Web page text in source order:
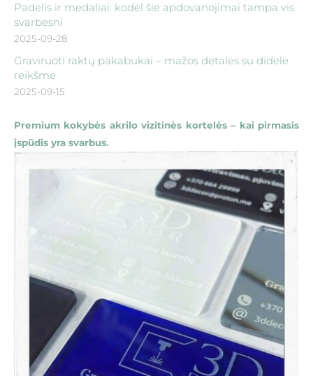
Padelis ir medaliai: kodėl šie apdovanojimai tampa vis
svarbesni
2025-09-28
Graviruoti raktų pakabukai – mažos detalės su didele
reikšme
2025-09-15
Premium kokybės akrilo vizitinės kortelės – kai pirmasis
įspūdis yra svarbus.